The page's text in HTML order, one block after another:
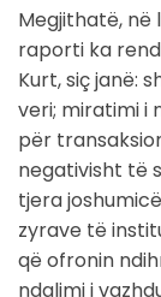
Megjithatë, në
raporti ka
Kurt, siç janë:
veri; miratimi i
për
negativisht të
tjera
zyrave të
që ofronin
ndalimi i